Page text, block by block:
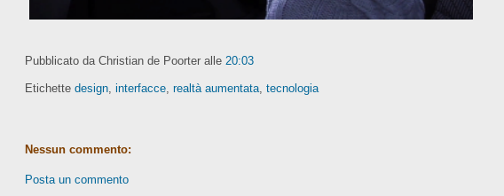
Pubblicato da Christian de Poorter alle 20:03
Etichette design, interfacce, realtà aumentata, tecnologia
Nessun commento:
Posta un commento